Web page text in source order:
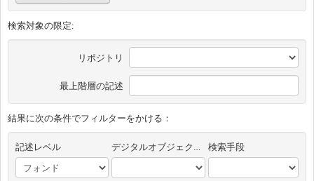
検索対象の限定:
リポジトリ
最上階層の記述
結果に次の条件でフィルターをかける：
記述レベル デジタルオブジェクトの有無 検索手段